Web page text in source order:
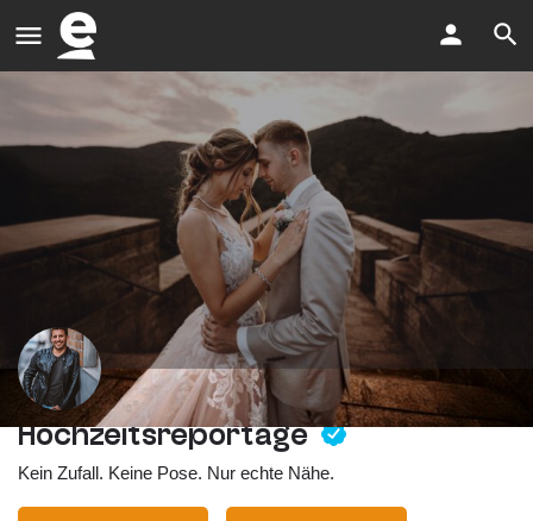
Hochzeitsreportage
Kein Zufall. Keine Pose. Nur echte Nähe.